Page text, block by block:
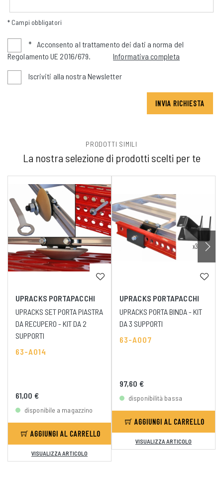
* Campi obbligatori
* Acconsento al trattamento dei dati a norma del
Regolamento UE 2016/679.
Informativa completa
Iscriviti alla nostra Newsletter
INVIA RICHIESTA
PRODOTTI SIMILI
La nostra selezione di prodotti scelti per te
UPRACKS PORTAPACCHI
UPRACKS SET PORTA PIASTRA
DA RECUPERO - KIT DA 2
SUPPORTI
63-A014
61,00 €
disponibile a magazzino
AGGIUNGI AL CARRELLO
VISUALIZZA ARTICOLO
UPRACKS PORTAPACCHI
UPRACKS PORTA BINDA - KIT
DA 3 SUPPORTI
63-A007
97,60 €
disponibilità bassa
AGGIUNGI AL CARRELLO
VISUALIZZA ARTICOLO